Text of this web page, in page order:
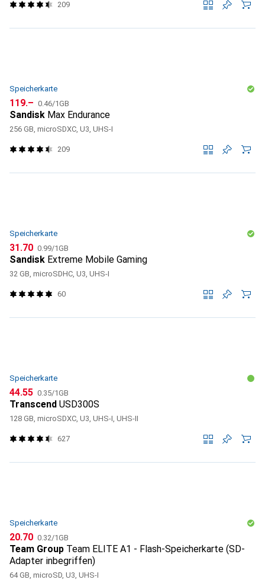
209
Speicherkarte
CHF
119.– CHF
0.46/1GB
Sandisk Max Endurance
256 GB, microSDXC, U3, UHS-I
209
Speicherkarte
CHF
31.70 CHF
0.99/1GB
Sandisk Extreme Mobile Gaming
32 GB, microSDHC, U3, UHS-I
60
Speicherkarte
CHF
44.55 CHF
0.35/1GB
Transcend USD300S
128 GB, microSDXC, U3, UHS-I, UHS-II
627
Speicherkarte
CHF
20.70 CHF
0.32/1GB
Team Group Team ELITE A1 - Flash-Speicherkarte (SD-
Adapter inbegriffen)
64 GB, microSD, U3, UHS-I